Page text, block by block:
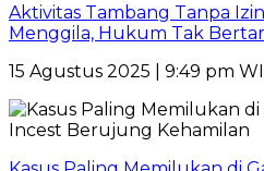
Aktivitas Tambang Tanpa
Menggila, Hukum Tak
15 Agustus 2025 | 9:49 pm